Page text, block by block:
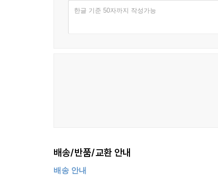
한글 기준 50자까지 작성가능
배송/반품/교환 안내
배송 안내